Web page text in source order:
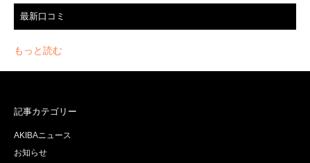
最新口コミ
もっと読む
記事カテゴリー
AKIBAニュース
お知らせ